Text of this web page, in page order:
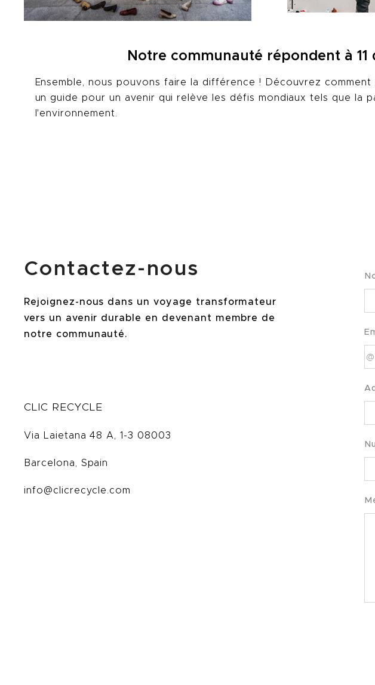
Notre communauté répondent à
Ensemble, nous pouvons faire la différence ! Découvrez
un guide pour un avenir qui relève les défis mondiaux tels que la
l'environnement.
Contactez-nous
Rejoignez-nous dans un voyage transformateur
vers un avenir durable en devenant membre de
notre communauté.
CLIC RECYCLE
Via Laietana 48 A, 1-3 08003
Barcelona, Spain
info@clicrecycle.com